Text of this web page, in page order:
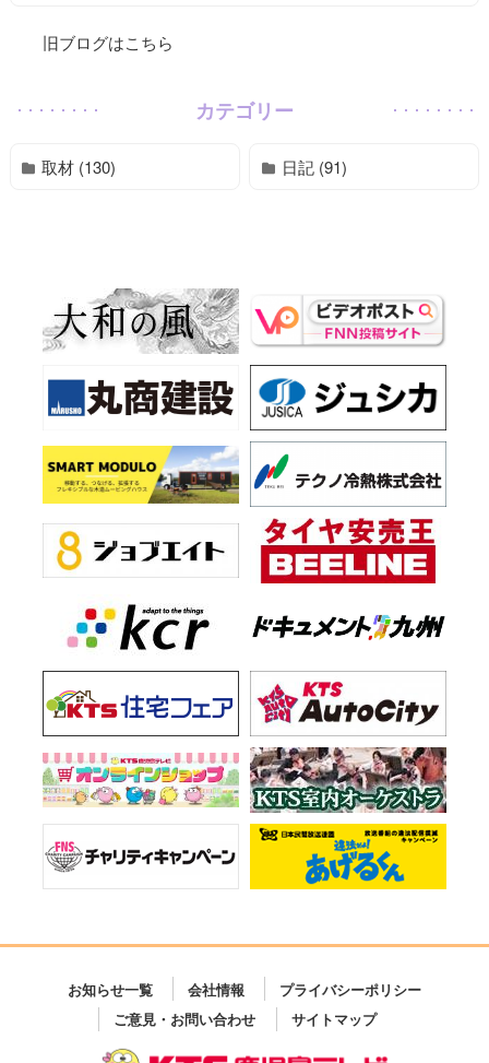
旧ブログはこちら
カテゴリー
取材 (130) 日記 (91)
お知らせ一覧 会社情報
プライバシーポリシー
ご意見・お問い合わせ
サイトマップ